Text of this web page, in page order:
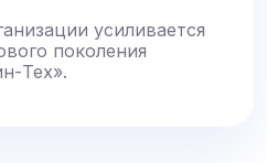
усиливается
поколения
Тех».